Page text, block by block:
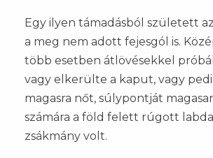
Egy ilyen támadásból született
a meg nem adott fejesgól is.
több esetben átlövésekkel
vagy elkerülte a kaput, vagy
magasra nőt, súlypontját
számára a föld felett rúgott
zsákmány volt.